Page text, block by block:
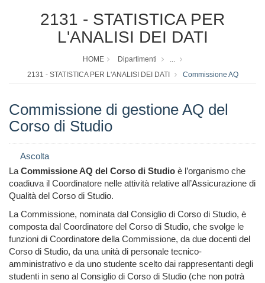
2131 - STATISTICA PER
L'ANALISI DEI DATI
HOME Dipartimenti
...
2131 - STATISTICA PER L'ANALISI DEI DATI
Commissione AQ
Commissione di gestione AQ del
Corso di Studio
Ascolta
LaCommissione AQ del Corso di Studio è l’organismo che
coadiuva il Coordinatore nelle attività relative all’Assicurazione di
Qualità del Corso di Studio.
La Commissione, nominata dal Consiglio di Corso di Studio, è
composta dal Coordinatore del Corso di Studio, che svolge le
funzioni di Coordinatore della Commissione, da due docenti del
Corso di Studio, da una unità di personale tecnico-
amministrativo e da uno studente scelto dai rappresentanti degli
studenti in seno al Consiglio di Corso di Studio (che non potrà